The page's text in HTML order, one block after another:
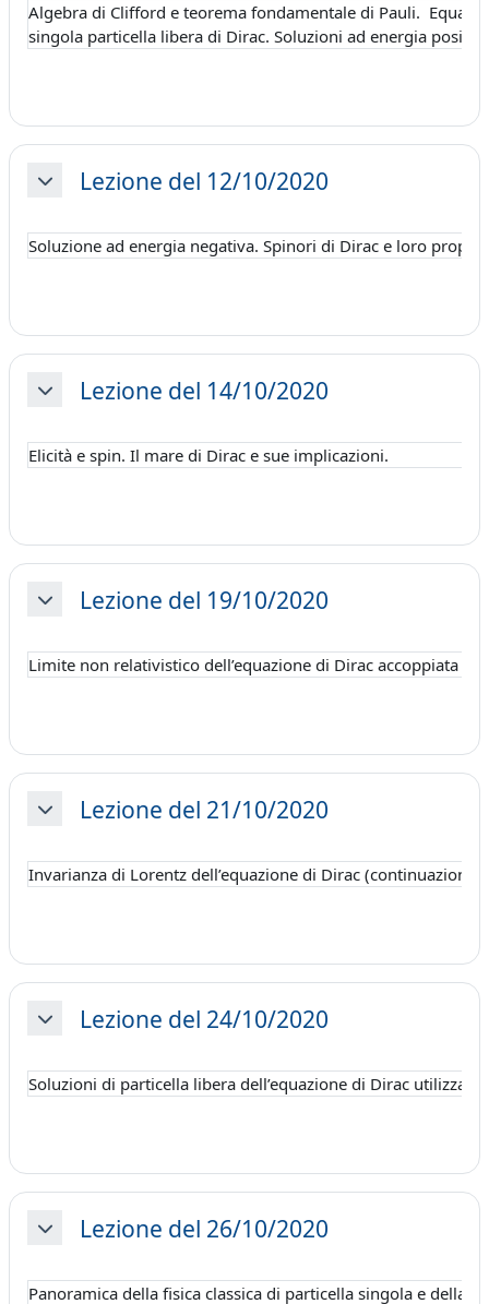
Algebra di Clifford e teorema fondamentale di Pauli.
singola particella libera di Dirac. Soluzioni ad energia
MinimizzaLezione del 12/10/2020
Soluzione ad energia negativa. Spinori di Dirac e loro
MinimizzaLezione del 14/10/2020
Elicità e spin. Il mare di Dirac e sue implicazioni.
MinimizzaLezione del 19/10/2020
Limite non relativistico dell’equazione di Dirac accoppiata
MinimizzaLezione del 21/10/2020
Invarianza di Lorentz dell’equazione di Dirac
MinimizzaLezione del 24/10/2020
Soluzioni di particella libera dell’equazione di Dirac
MinimizzaLezione del 26/10/2020
Panoramica della fisica classica di particella singola e della